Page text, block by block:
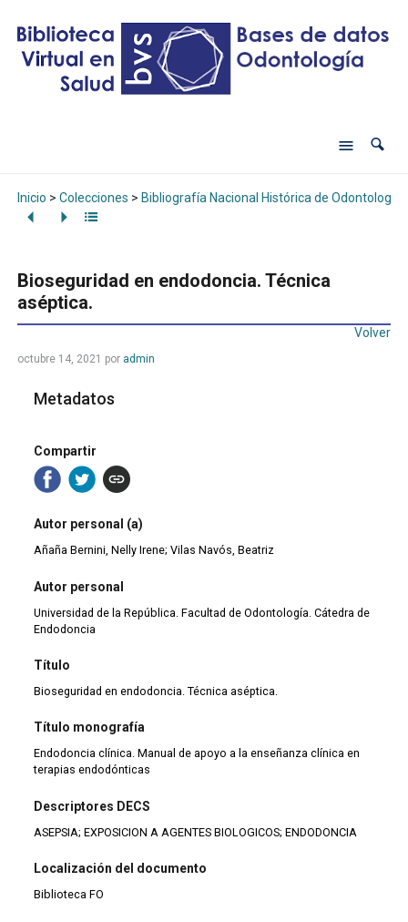
Inicio > Colecciones > Bibliografía Nacional Histórica de Odontología
Bioseguridad en endodoncia. Técnica
aséptica.
Volver
octubre 14, 2021 por admin
Metadatos
Compartir
Autor personal (a)
Añaña Bernini, Nelly Irene; Vilas Navós, Beatriz
Autor personal
Universidad de la República. Facultad de Odontología. Cátedra de
Endodoncia
Título
Bioseguridad en endodoncia. Técnica aséptica.
Título monografía
Endodoncia clínica. Manual de apoyo a la enseñanza clínica en
terapias endodónticas
Descriptores DECS
ASEPSIA; EXPOSICION A AGENTES BIOLOGICOS; ENDODONCIA
Localización del documento
Biblioteca FO